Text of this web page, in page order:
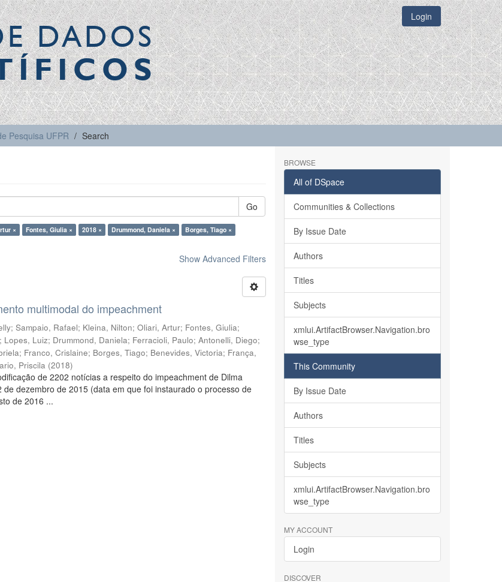
DADOS Login
Pesquisa UFPR Search
Go
× Fontes, Giulia × 2018 × Drummond, Daniela ×
Borges, Tiago ×
Show Advanced Filters
multimodal do impeachment
;Sampaio, Rafael; Kleina, Nilton;Oliari, Artur; Fontes, Giulia;
; Lopes, Luiz; Drummond, Daniela; Ferracioli, Paulo;Antonelli, Diego;
; Franco, Crislaine; Borges, Tiago; Benevides, Victoria; França,
Priscila (2018)
de 2202 notícias a respeito do impeachment de Dilma
de dezembro de 2015 (data em que foi instaurado o processo de
de 2016 ...
BROWSE
All of DSpace
Communities & Collections
By Issue Date
Authors
Titles
Subjects
xmlui.ArtifactBrowser.Navigation.bro
wse_type
This Community
By Issue Date
Authors
Titles
Subjects
xmlui.ArtifactBrowser.Navigation.bro
wse_type
MY ACCOUNT
Login
DISCOVER